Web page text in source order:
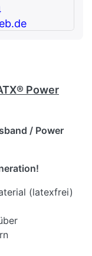
Power
/ Power
(latexfrei)